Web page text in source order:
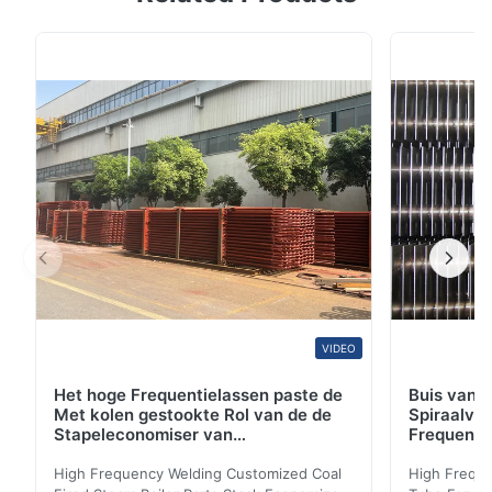
dan 5000 ton van roestvrij staalpijp en buis. Onze
cliënt reeds dekking meer dan 45 landen. Onze ...
VIDEO
Het hoge Frequentielassen paste de
Met kolen gestookte Rol van de de
Stapeleconomiser van
High Frequency Welding Customized Coal
Buis van
High